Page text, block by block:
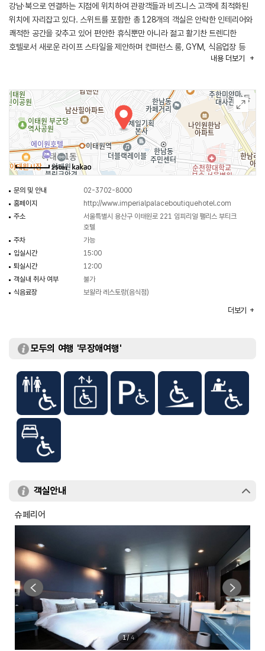
강남·북으로 연결하는 지점에 위치하여 관광객들과 비즈니스 고객에 최적화된
위치에 자리잡고 있다. 스위트를 포함한 총 128개의 객실은 안락한 인테리어와
쾌적한 공간을 갖추고 있어 편안한 휴식뿐만 아니라 젊고 활기찬 트렌디한
호텔로서 새로운 라이프 스타일을 제안하며 컨퍼런스 룸, GYM, 식음업장 등
내용 더보기
250m
문의 및 안내
02-3702-8000
홈페이지
http://www.imperialpalaceboutiquehotel.com
주소
서울특별시 용산구 이태원로 221 임피리얼 팰리스 부티크
호텔
주차
가능
입실시간
15:00
퇴실시간
12:00
객실내 취사 여부
불가
식음료장
보왈라 레스토랑(음식점)
더보기
모두의 여행 '무장애여행'
객실안내
슈페리어
1/4